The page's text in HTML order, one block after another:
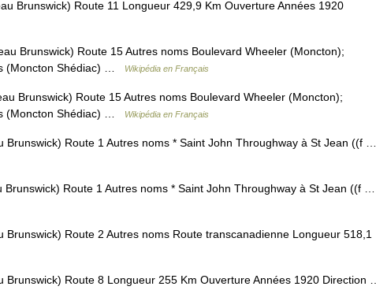
Brunswick) Route 11 Longueur 429,9 Km Ouverture Années 1920
Brunswick) Route 15 Autres noms Boulevard Wheeler (Moncton);
(Moncton Shédiac) …
Wikipédia en Français
Brunswick) Route 15 Autres noms Boulevard Wheeler (Moncton);
(Moncton Shédiac) …
Wikipédia en Français
Route 1 Autres noms * Saint John Throughway à St Jean ((f …
Route 1 Autres noms * Saint John Throughway à St Jean ((f …
Route 2 Autres noms Route transcanadienne Longueur 518,1
Route 8 Longueur 255 Km Ouverture Années 1920 Direction …